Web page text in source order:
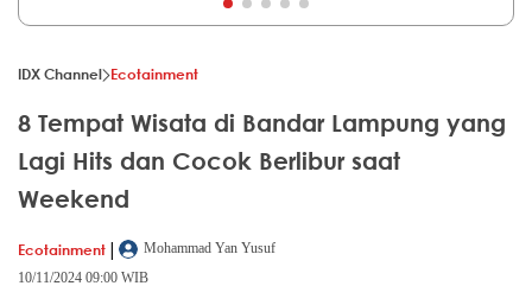
IDX Channel Ecotainment
8 Tempat Wisata di Bandar Lampung yang
Lagi Hits dan Cocok Berlibur saat
Weekend
Ecotainment |
Mohammad Yan Yusuf
10/11/2024 09:00 WIB